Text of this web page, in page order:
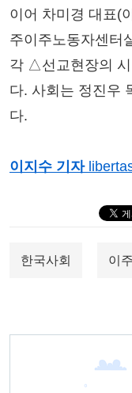
이어 차미경 대표(
주이주노동자센터
각 △선교현장의
다. 사회는 정진우
다.
이지수 기자
한국사회 이